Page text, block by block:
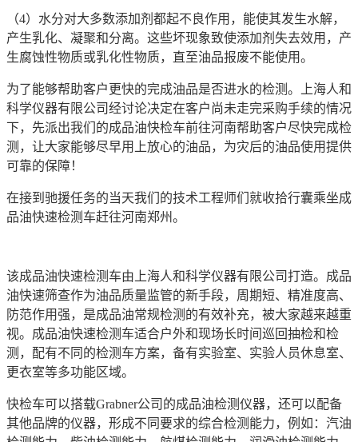
（4）水分对大多数添加剂都起不良作用，能使其发生水解，
产生乳化、凝聚和分离。这些坏现象致使添加剂失去效用，产
生腐蚀性物质或乳化性物质，直至油品报废不能使用。
为了能够帮助客户更快的完成油品是否进水的检测。上海人和
科学仪器有限公司经讨论决定在客户尚未走完采购手续的情况
下，先派出我们的成品油快检车前往河南帮助客户尽快完成检
测，让大家能够尽早用上放心的油品，为灾后的油品使用提供
可靠的保障！
在接到驰援任务的当天我们的技术工程师们就收拾行囊乘坐成
品油快速检测车赶往河南郑州。
该成品油快速检测车由上海人和科学仪器有限公司打造。成品
油快速筛查作为油品质量监管的新手段，周期短、精准度高、
防范作用强，是成品油常规检测的有效补充，被大家越来越重
视。成品油快速检测车适合户外和现场长时间巡回抽检和检
测，配有不同的检测车方案，备有实验室、实验人员休息室、
更衣室等多功能区域。
快检车可以搭载Grabner公司的成品油检测仪器，还可以配备
其他品牌的仪器，形成不同要求的综合检测能力，例如：汽油